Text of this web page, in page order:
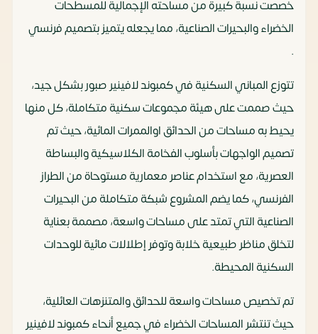
خصصت نسبة كبيرة من مساحته الإجمالية للمسطحات
الخضراء والبحيرات الصناعية، مما يجعله يتميز بتصميم فرنسي
.
تتوزع المباني السكنية في كمبوند لافينير صبور بشكل جيد،
حيث صممت على هيئة مجموعات سكنية متكاملة، كل منها
يحيط به مساحات من الحدائق اوالممرات المائية، حيث تم
تصميم الواجهات بأسلوب الفخامة الكلاسيكية والبساطة
العصرية، مع استخدام عناصر معمارية مستوحاة من الطراز
الفرنسي، كما يضم المشروع شبكة متكاملة من البحيرات
الصناعية التي تمتد على مساحات واسعة، مصممة بعناية
لتخلق مناظر طبيعية خلابة وتوفر إطلالات مائية للوحدات
السكنية المحيطة.
تم تخصيص مساحات واسعة للحدائق والمتنزهات العائلية،
حيث تنتشر المساحات الخضراء في جميع أنحاء كمبوند لافينير